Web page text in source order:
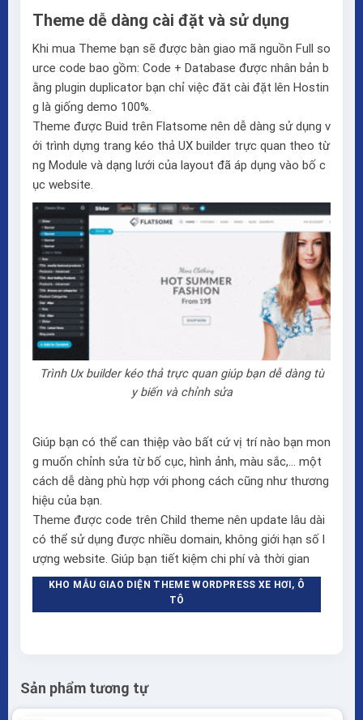
Theme dễ dàng cài đặt và sử dụng
Khi mua Theme bạn sẽ được bàn giao mã nguồn Full so
urce code bao gồm: Code + Database được nhân bản b
ằng plugin duplicator bạn chỉ việc đăt cài đặt lên Hostin
g là giống demo 100%.
Theme được Buid trên Flatsome nên dễ dàng sử dụng v
ới trình dựng trang kéo thả UX builder trực quan theo từ
ng Module và dạng lưới của layout đã áp dụng vào bố c
ục website.
Trình Ux builder kéo thả trực quan giúp bạn dễ dàng tù
y biến và chỉnh sửa
Giúp bạn có thể can thiệp vào bất cứ vị trí nào bạn mon
g muốn chỉnh sửa từ bố cục, hình ảnh, màu sắc,… một
cách dễ dàng phù hợp với phong cách cũng như thương
hiệu của bạn.
Theme được code trên Child theme nên update lâu dài
có thể sử dụng được nhiều domain, không giới hạn số l
ượng website. Giúp bạn tiết kiệm chi phí và thời gian
KHO MẪU GIAO DIỆN THEME WORDPRESS XE HƠI, Ô
TÔ
Sản phẩm tương tự